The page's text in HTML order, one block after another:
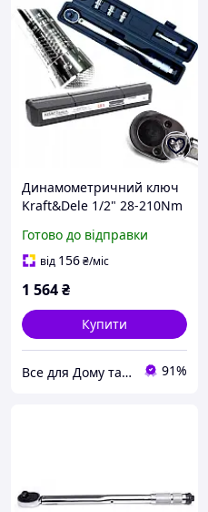
Динамометричний ключ
Kraft&Dele 1/2" 28-210Nm
Готово до відправки
від 156₴/міс
1 564₴
Купити
Все для Дому та Саду Bizon24🛠 91%